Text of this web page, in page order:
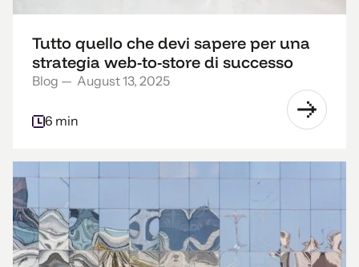
Tutto quello che devi sapere per una
strategia web-to-store di successo
Blog — August 13, 2025
6 min